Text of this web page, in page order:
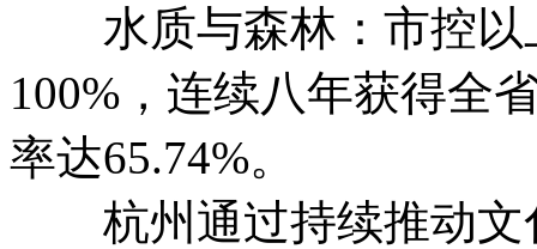
水质与森林：市控以
100%，连续八年获得全
率达65.74%。
杭州通过持续推动文